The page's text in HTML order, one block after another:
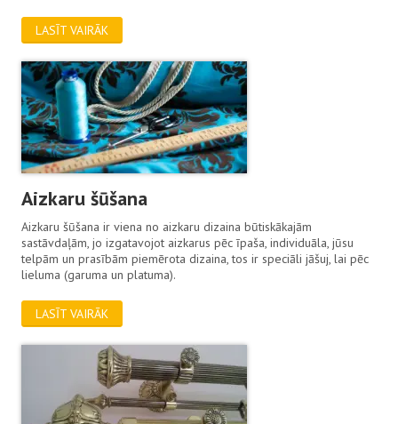
LASĪT VAIRĀK
Aizkaru šūšana
Aizkaru šūšana ir viena no aizkaru dizaina būtiskākajām
sastāvdaļām, jo izgatavojot aizkarus pēc īpaša, individuāla, jūsu
telpām un prasībām piemērota dizaina, tos ir speciāli jāšuj, lai pēc
lieluma (garuma un platuma).
LASĪT VAIRĀK